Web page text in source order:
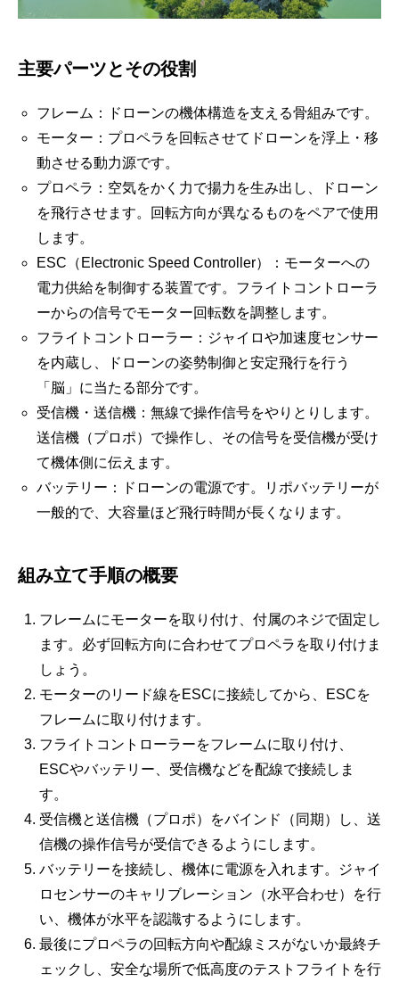
主要パーツとその役割
フレーム：ドローンの機体構造を支える骨組みです。
モーター：プロペラを回転させてドローンを浮上・移
動させる動力源です。
プロペラ：空気をかく力で揚力を生み出し、ドローン
を飛行させます。回転方向が異なるものをペアで使用
します。
ESC（Electronic Speed Controller）：モーターへの
電力供給を制御する装置です。フライトコントローラ
ーからの信号でモーター回転数を調整します。
フライトコントローラー：ジャイロや加速度センサー
を内蔵し、ドローンの姿勢制御と安定飛行を行う
「脳」に当たる部分です。
受信機・送信機：無線で操作信号をやりとりします。
送信機（プロポ）で操作し、その信号を受信機が受け
て機体側に伝えます。
バッテリー：ドローンの電源です。リポバッテリーが
一般的で、大容量ほど飛行時間が長くなります。
組み立て手順の概要
フレームにモーターを取り付け、付属のネジで固定し
ます。必ず回転方向に合わせてプロペラを取り付けま
しょう。
モーターのリード線をESCに接続してから、ESCを
フレームに取り付けます。
フライトコントローラーをフレームに取り付け、
ESCやバッテリー、受信機などを配線で接続しま
す。
受信機と送信機（プロポ）をバインド（同期）し、送
信機の操作信号が受信できるようにします。
バッテリーを接続し、機体に電源を入れます。ジャイ
ロセンサーのキャリブレーション（水平合わせ）を行
い、機体が水平を認識するようにします。
最後にプロペラの回転方向や配線ミスがないか最終チ
ェックし、安全な場所で低高度のテストフライトを行